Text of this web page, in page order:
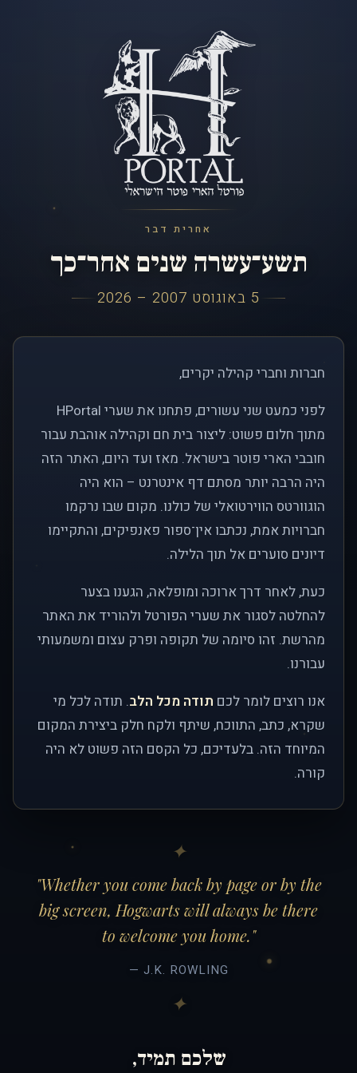
אחרית דבר
תשע־עשרה שנים אחר־כך
5 באוגוסט 2007 – 2026
חברות וחברי קהילה יקרים,
לפני כמעט שני עשורים, פתחנו את שערי HPortal
מתוך חלום פשוט: ליצור בית חם וקהילה אוהבת עבור
חובבי הארי פוטר בישראל. מאז ועד היום, האתר הזה
היה הרבה יותר מסתם דף אינטרנט – הוא היה
הוגוורטס הווירטואלי של כולנו. מקום שבו נרקמו
חברויות אמת, נכתבו אין־ספור פאנפיקים, והתקיימו
דיונים סוערים אל תוך הלילה.
כעת, לאחר דרך ארוכה ומופלאה, הגענו בצער
להחלטה לסגור את שערי הפורטל ולהוריד את האתר
מהרשת. זהו סיומה של תקופה ופרק עצום ומשמעותי
עבורנו.
אנו רוצים לומר לכם תודה מכל הלב. תודה לכל מי
שקרא, כתב, התווכח, שיתף ולקח חלק ביצירת המקום
המיוחד הזה. בלעדיכם, כל הקסם הזה פשוט לא היה
קורה.
"Whether you come back by page or by the
big screen, Hogwarts will always be there
to welcome you home."
— J.K. ROWLING
שלכם תמיד,